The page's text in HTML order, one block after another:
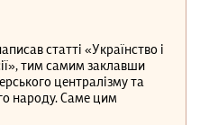
статті «Українство і
тим самим заклавши
централізму та
народу. Саме цим